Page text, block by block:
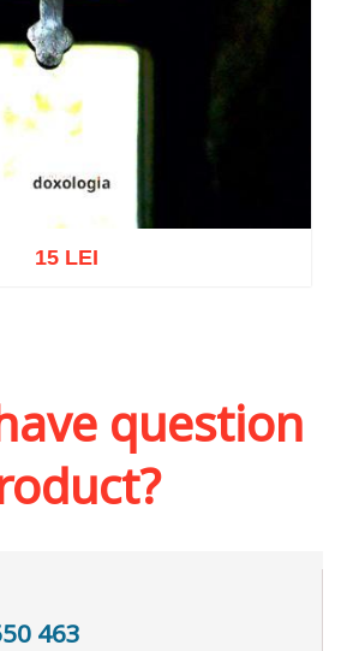
15 LEI
question
463